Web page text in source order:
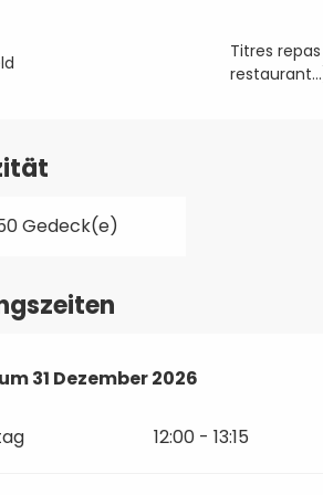
Titres
Gedeck(e)
3 Juni 2026bis zum31 Dezember
31 Dezember 2026
12:00 - 13:15